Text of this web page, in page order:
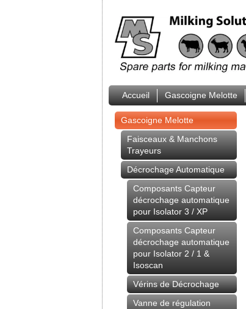
Accueil Gascoigne Melotte
Gascoigne Melotte
Faisceaux & Manchons
Trayeurs
Décrochage Automatique
Composants Capteur
décrochage automatique
pour Isolator 3 / XP
Composants Capteur
décrochage automatique
pour Isolator 2 / 1 &
Isoscan
Vérins de Décrochage
Vanne de régulation